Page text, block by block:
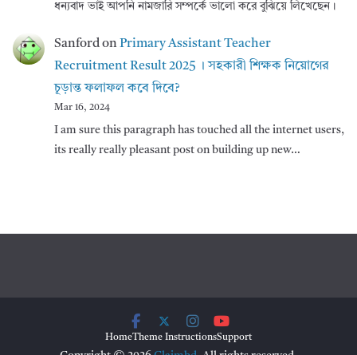
ধন্যবাদ ভাই আপনি নামজারি সম্পর্কে ভালো করে বুঝিয়ে লিখেছেন।
SanfordonPrimary Assistant Teacher
Recruitment Result 2025 । সহকারী শিক্ষক নিয়োগের
চূড়ান্ত ফলাফল কবে দিবে?
Mar 16, 2024
I am sure this paragraph has touched all the internet users,
its really really pleasant post on building up new…
HomeTheme InstructionsSupport